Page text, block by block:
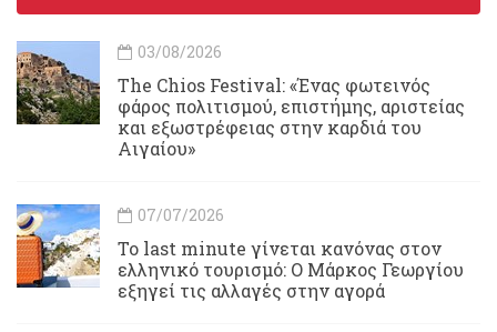
03/08/2026
Τhe Chios Festival: «Ένας φωτεινός
φάρος πολιτισμού, επιστήμης, αριστείας
και εξωστρέφειας στην καρδιά του
Αιγαίου»
07/07/2026
Το last minute γίνεται κανόνας στον
ελληνικό τουρισμό: Ο Μάρκος Γεωργίου
εξηγεί τις αλλαγές στην αγορά